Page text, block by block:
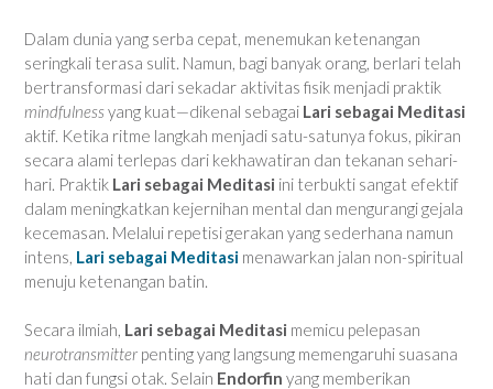
Dalam dunia yang serba cepat, menemukan ketenangan
seringkali terasa sulit. Namun, bagi banyak orang, berlari telah
bertransformasi dari sekadar aktivitas fisik menjadi praktik
mindfulnessyang kuat—dikenal sebagai Lari sebagai Meditasi
aktif. Ketika ritme langkah menjadi satu-satunya fokus, pikiran
secara alami terlepas dari kekhawatiran dan tekanan sehari-
hari. Praktik Lari sebagai Meditasi ini terbukti sangat efektif
dalam meningkatkan kejernihan mental dan mengurangi gejala
kecemasan. Melalui repetisi gerakan yang sederhana namun
intens, Lari sebagai Meditasi menawarkan jalan non-spiritual
menuju ketenangan batin.
Secara ilmiah, Lari sebagai Meditasi memicu pelepasan
neurotransmitter penting yang langsung memengaruhi suasana
hati dan fungsi otak. Selain Endorfin yang memberikan